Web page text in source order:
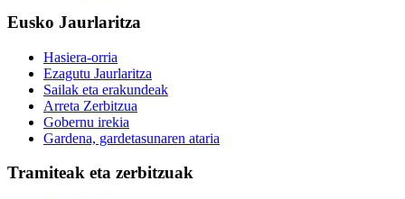
Eusko Jaurlaritza
Hasiera-orria
Ezagutu Jaurlaritza
Sailak eta erakundeak
Arreta Zerbitzua
Gobernu irekia
Gardena, gardetasunaren ataria
Tramiteak eta zerbitzuak